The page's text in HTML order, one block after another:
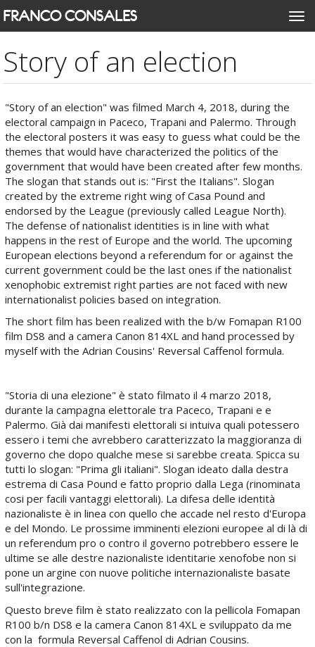
Skip
to
content
FRANCO CONSALES
Story of an election
"Story of an election" was filmed March 4, 2018, during the
electoral campaign in Paceco, Trapani and Palermo. Through
the electoral posters it was easy to guess what could be the
themes that would have characterized the politics of the
government that would have been created after few months.
The slogan that stands out is: "First the Italians". Slogan
created by the extreme right wing of Casa Pound and
endorsed by the League (previously called League North).
The defense of nationalist identities is in line with what
happens in the rest of Europe and the world. The upcoming
European elections beyond a referendum for or against the
current government could be the last ones if the nationalist
xenophobic extremist right parties are not faced with new
internationalist policies based on integration.
The short film has been realized with the b/w Fomapan R100
film DS8 and a camera Canon 814XL and hand processed by
myself with the Adrian Cousins' Reversal Caffenol formula.
"Storia di una elezione" è stato filmato il 4 marzo 2018,
durante la campagna elettorale tra Paceco, Trapani e e
Palermo. Già dai manifesti elettorali si intuiva quali potessero
essero i temi che avrebbero caratterizzato la maggioranza di
governo che dopo qualche mese si sarebbe creata. Spicca su
tutti lo slogan: "Prima gli italiani". Slogan ideato dalla destra
estrema di Casa Pound e fatto proprio dalla Lega (rinominata
cosi per facili vantaggi elettorali). La difesa delle identità
nazionaliste è in linea con quello che accade nel resto d'Europa
e del Mondo. Le prossime imminenti elezioni europee al di là di
un referendum pro o contro il governo potrebbero essere le
ultime se alle destre nazionaliste identitarie xenofobe non si
pone un argine con nuove politiche internazionaliste basate
sull'integrazione.
Questo breve film è stato realizzato con la pellicola Fomapan
R100 b/n DS8 e la camera Canon 814XL e sviluppato da me
con la formula Reversal Caffenol di Adrian Cousins.